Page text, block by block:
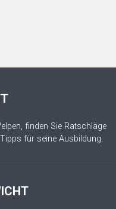
finden Sie Ratschläge
für seine Ausbildung.